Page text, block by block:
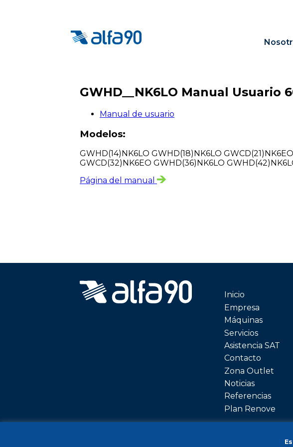
GWHD__NK6LO Manual Usuario
Manual de usuario
Modelos:
GWHD(14)NK6LO GWHD(18)NK6LO
GWCD(32)NK6EO GWHD(36)NK6LO
Página del manual
Inicio
Empresa
Máquinas
Servicios
Asistencia SAT
Contacto
Zona Outlet
Noticias
Referencias
Plan Renove